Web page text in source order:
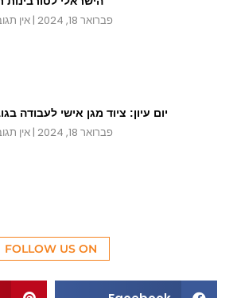
פברואר 18, 2024 אין
יום עיון: ציוד מגן אישי לעבודה
פברואר 18, 2024 אין
FOLLOW US ON